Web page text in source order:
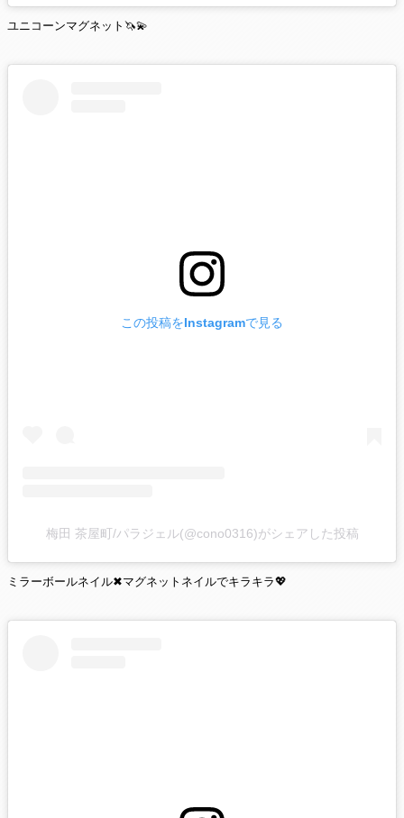
ユニコーンマグネット🦄💫
この投稿をInstagramで見る
梅田 茶屋町/パラジェル(@cono0316)がシェアした投稿
ミラーボールネイル✖マグネットネイルでキラキラ💖